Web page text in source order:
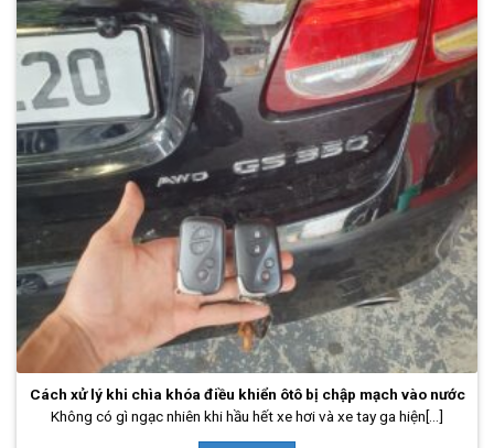
Cách xử lý khi chìa khóa điều khiển ôtô bị chập mạch vào nước
Không có gì ngạc nhiên khi hầu hết xe hơi và xe tay ga hiện[...]